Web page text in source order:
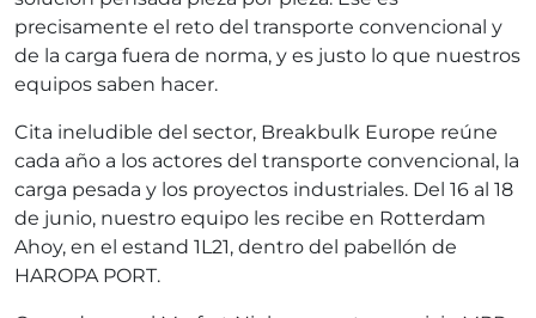
precisamente el reto del transporte convencional y
de la carga fuera de norma, y es justo lo que nuestros
equipos saben hacer.
Cita ineludible del sector, Breakbulk Europe reúne
cada año a los actores del transporte convencional, la
carga pesada y los proyectos industriales. Del 16 al 18
de junio, nuestro equipo les recibe en Rotterdam
Ahoy, en el estand 1L21, dentro del pabellón de
HAROPA PORT.